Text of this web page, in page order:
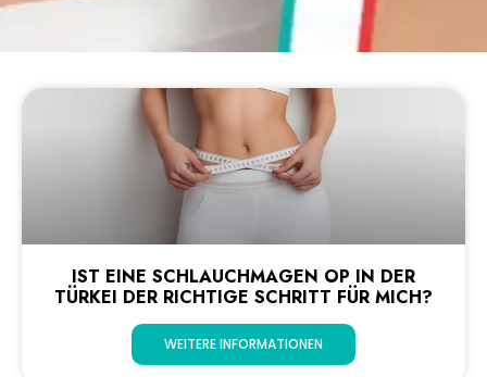
IST EINE SCHLAUCHMAGEN OP IN DER
TÜRKEI DER RICHTIGE SCHRITT FÜR MICH?
WEITERE INFORMATIONEN